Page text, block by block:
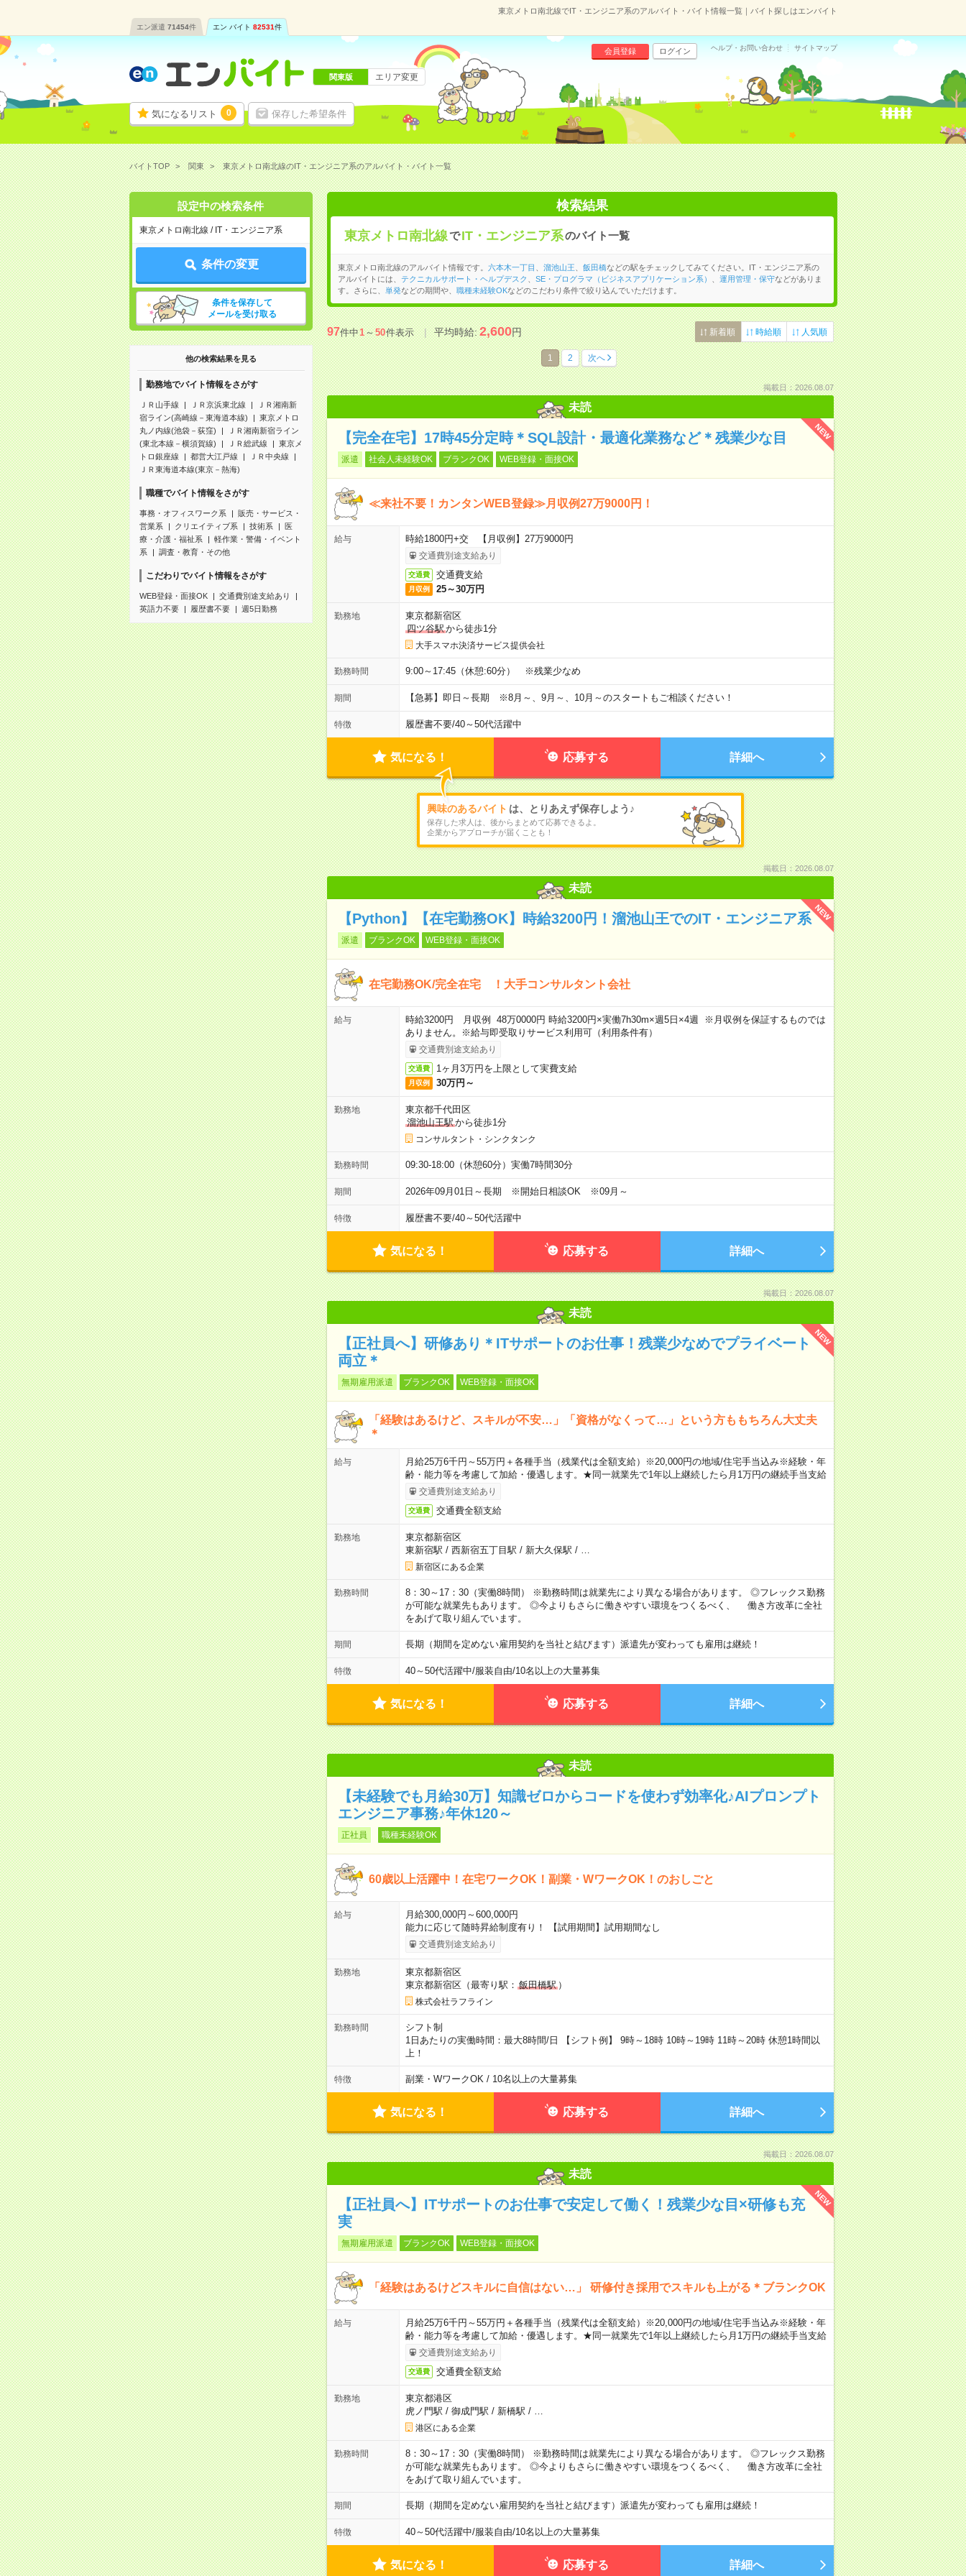
東京メトロ南北線でIT・エンジニア系のアルバイト・バイト情報一覧｜バイト探しはエンバイト
エン派遣 71454件 エン バイト 82531件
気になるリスト 0 保存した希望条件
会員登録 ログイン ヘルプ・お問い合わせ サイトマップ
関東版 エリア変更
バイトTOP 関東 東京メトロ南北線のIT・エンジニア系のアルバイト・バイト一覧
設定中の検索条件
東京メトロ南北線 / IT・エンジニア系
条件の変更
条件を保存して
メールを受け取る
他の検索結果を見る
勤務地でバイト情報をさがす
ＪＲ山手線 ＪＲ京浜東北線
ＪＲ湘南新
宿ライン(高崎線－東海道本線)
東京メトロ
丸ノ内線(池袋－荻窪)
ＪＲ湘南新宿ライン
(東北本線－横須賀線)
ＪＲ総武線
東京メ
トロ銀座線
都営大江戸線
ＪＲ中央線
ＪＲ東海道本線(東京－熱海)
職種でバイト情報をさがす
事務・オフィスワーク系
販売・サービス・
営業系
クリエイティブ系 技術系
医
療・介護・福祉系
軽作業・警備・イベント
系
調査・教育・その他
こだわりでバイト情報をさがす
WEB登録・面接OK
交通費別途支給あり
英語力不要
履歴書不要 週5日勤務
検索結果
東京メトロ南北線で IT・エンジニア系のバイト一覧
東京メトロ南北線のアルバイト情報です。 六本木一丁目 溜池山王 飯田橋などの駅をチェックしてみてください。IT・エンジニア系の
アルバイトには、 テクニカルサポート・ヘルプデスク SE・プログラマ（ビジネスアプリケーション系） 運用管理・保守などがありま
す。さらに、
単発などの期間や、 職種未経験OKなどのこだわり条件で絞り込んでいただけます。
97件中1～50件表示 平均時給:2,600円 新着順 時給順 人気順
1 2 次へ
掲載日：2026.08.07
未読
NEW
【完全在宅】17時45分定時＊SQL設計・最適化業務など＊残業少な目
派遣 社会人未経験OK ブランクOK WEB登録・面接OK
≪来社不要！カンタンWEB登録≫月収例27万9000円！
給与 時給1800円+交 【月収例】27万9000円
交通費別途支給あり
交通費 交通費支給
月収例 25～30万円
勤務地
東京都新宿区
四ツ谷駅から徒歩1分
大手スマホ決済サービス提供会社
勤務時間 9:00～17:45（休憩:60分） ※残業少なめ
期間 【急募】即日～長期 ※8月～、9月～、10月～のスタートもご相談ください！
特徴 履歴書不要/40～50代活躍中
気になる！ 応募する 詳細へ
興味のあるバイト は、とりあえず保存しよう♪
保存した求人は、後からまとめて応募できるよ。
企業からアプローチが届くことも！
掲載日：2026.08.07
未読
NEW
【Python】【在宅勤務OK】時給3200円！溜池山王でのIT・エンジニア系
派遣 ブランクOK WEB登録・面接OK
在宅勤務OK/完全在宅 ！大手コンサルタント会社
給与
時給3200円 月収例 48万0000円 時給3200円×実働7h30m×週5日×4週 ※月収例を保証するものでは
ありません。※給与即受取りサービス利用可（利用条件有）
交通費別途支給あり
交通費 1ヶ月3万円を上限として実費支給
月収例 30万円～
勤務地
東京都千代田区
溜池山王駅から徒歩1分
コンサルタント・シンクタンク
勤務時間 09:30-18:00（休憩60分）実働7時間30分
期間 2026年09月01日～長期 ※開始日相談OK ※09月～
特徴 履歴書不要/40～50代活躍中
気になる！ 応募する 詳細へ
掲載日：2026.08.07
未読
NEW
【正社員へ】研修あり＊ITサポートのお仕事！残業少なめでプライベート
両立＊
無期雇用派遣 ブランクOK WEB登録・面接OK
「経験はあるけど、スキルが不安…」「資格がなくって…」という方ももちろん大丈夫
＊
給与
月給25万6千円～55万円＋各種手当（残業代は全額支給）※20,000円の地域/住宅手当込み※経験・年
齢・能力等を考慮して加給・優遇します。★同一就業先で1年以上継続したら月1万円の継続手当支給
交通費別途支給あり
交通費 交通費全額支給
勤務地
東京都新宿区
東新宿駅 / 西新宿五丁目駅 / 新大久保駅 /
新宿区にある企業
勤務時間
8：30～17：30（実働8時間） ※勤務時間は就業先により異なる場合があります。 ◎フレックス勤務
が可能な就業先もあります。 ◎今よりもさらに働きやすい環境をつくるべく、 働き方改革に全社
をあげて取り組んでいます。
期間 長期（期間を定めない雇用契約を当社と結びます）派遣先が変わっても雇用は継続！
特徴 40～50代活躍中/服装自由/10名以上の大量募集
気になる！ 応募する 詳細へ
未読
【未経験でも月給30万】知識ゼロからコードを使わず効率化♪AIプロンプト
エンジニア事務♪年休120～
正社員 職種未経験OK
60歳以上活躍中！在宅ワークOK！副業・WワークOK！のおしごと
給与
月給300,000円～600,000円
能力に応じて随時昇給制度有り！ 【試用期間】試用期間なし
交通費別途支給あり
勤務地
東京都新宿区
東京都新宿区（最寄り駅： 飯田橋駅）
株式会社ラフライン
勤務時間
シフト制
1日あたりの実働時間：最大8時間/日 【シフト例】 9時～18時 10時～19時 11時～20時 休憩1時間以
上！
特徴 副業・WワークOK / 10名以上の大量募集
気になる！ 応募する 詳細へ
掲載日：2026.08.07
未読
NEW
【正社員へ】ITサポートのお仕事で安定して働く！残業少な目×研修も充
実
無期雇用派遣 ブランクOK WEB登録・面接OK
「経験はあるけどスキルに自信はない…」 研修付き採用でスキルも上がる＊ブランクOK
給与
月給25万6千円～55万円＋各種手当（残業代は全額支給）※20,000円の地域/住宅手当込み※経験・年
齢・能力等を考慮して加給・優遇します。★同一就業先で1年以上継続したら月1万円の継続手当支給
交通費別途支給あり
交通費 交通費全額支給
勤務地
東京都港区
虎ノ門駅 / 御成門駅 / 新橋駅 /
港区にある企業
勤務時間
8：30～17：30（実働8時間） ※勤務時間は就業先により異なる場合があります。 ◎フレックス勤務
が可能な就業先もあります。 ◎今よりもさらに働きやすい環境をつくるべく、 働き方改革に全社
をあげて取り組んでいます。
期間 長期（期間を定めない雇用契約を当社と結びます）派遣先が変わっても雇用は継続！
特徴 40～50代活躍中/服装自由/10名以上の大量募集
気になる！ 応募する 詳細へ